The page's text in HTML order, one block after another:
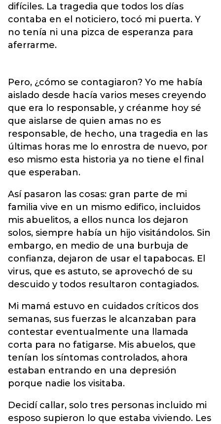
difíciles. La tragedia que todos los días
contaba en el noticiero, tocó mi puerta. Y
no tenía ni una pizca de esperanza para
aferrarme.
Pero, ¿cómo se contagiaron? Yo me había
aislado desde hacía varios meses creyendo
que era lo responsable, y créanme hoy sé
que aislarse de quien amas no es
responsable, de hecho, una tragedia en las
últimas horas me lo enrostra de nuevo, por
eso mismo esta historia ya no tiene el final
que esperaban.
Así pasaron las cosas: gran parte de mi
familia vive en un mismo edifico, incluidos
mis abuelitos, a ellos nunca los dejaron
solos, siempre había un hijo visitándolos. Sin
embargo, en medio de una burbuja de
confianza, dejaron de usar el tapabocas. El
virus, que es astuto, se aprovechó de su
descuido y todos resultaron contagiados.
Mi mamá estuvo en cuidados críticos dos
semanas, sus fuerzas le alcanzaban para
contestar eventualmente una llamada
corta para no fatigarse. Mis abuelos, que
tenían los síntomas controlados, ahora
estaban entrando en una depresión
porque nadie los visitaba.
Decidí callar, solo tres personas incluido mi
esposo supieron lo que estaba viviendo. Les